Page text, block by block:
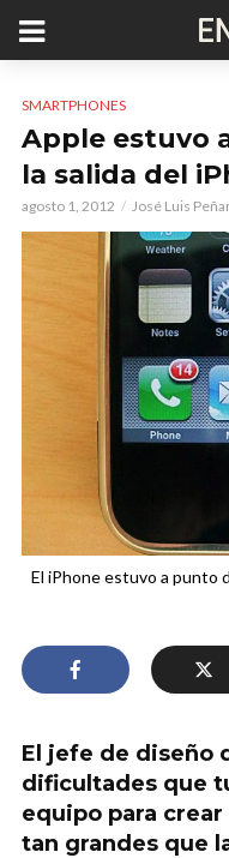
SMARTPHONES
Apple estuvo
la salida del
agosto 1, 2012 José Luis
El iPhone estuvo a punto
El jefe de diseño
dificultades que
equipo para
tan grandes que